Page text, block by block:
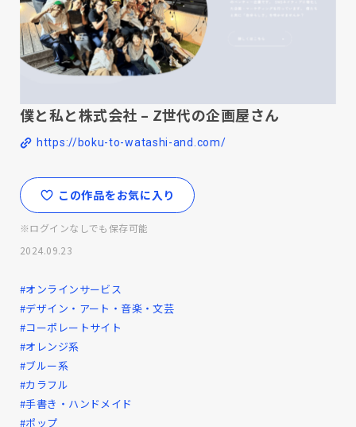
僕と私と株式会社 – Z世代の企画屋さん
https://boku-to-watashi-and.com/
この作品をお気に入り
※ログインなしでも保存可能
2024.09.23
#オンラインサービス
#デザイン・アート・音楽・文芸
#コーポレートサイト
#オレンジ系
#ブルー系
#カラフル
#手書き・ハンドメイド
#ポップ